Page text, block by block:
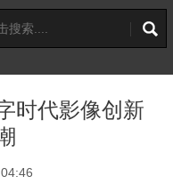
时代影像创新